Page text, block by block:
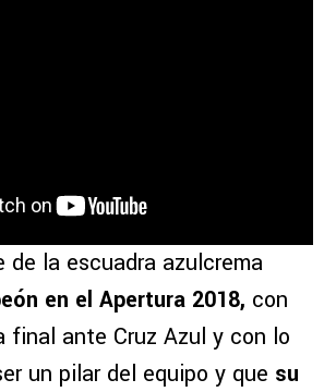
de la escuadra azulcrema
en el Apertura 2018, con
final ante Cruz Azul y con lo
un pilar del equipo y que su